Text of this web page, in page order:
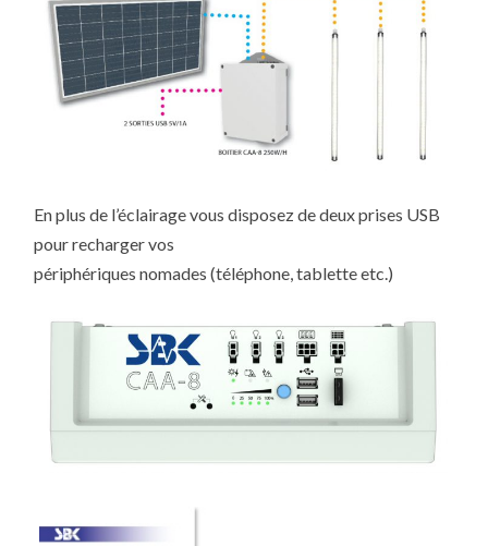
En plus de l’éclairage vous disposez de deux prises USB
pour recharger vos
périphériques nomades (téléphone, tablette etc.)